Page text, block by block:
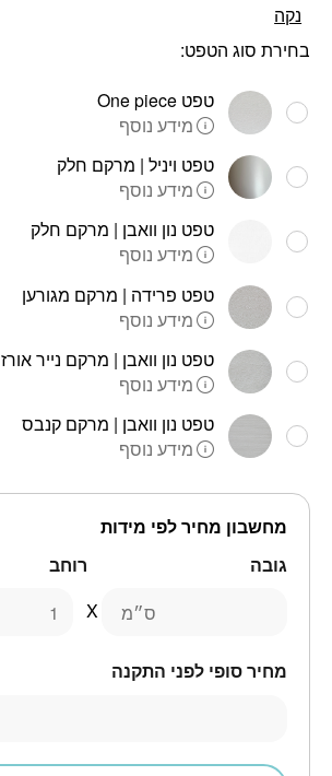
נקה
בחירת סוג הטפט:
טפט One piece
מידע נוסף
טפט ויניל | מרקם חלק
מידע נוסף
טפט נון וואבן | מרקם חלק
מידע נוסף
טפט פרידה | מרקם מגורען
מידע נוסף
טפט נון וואבן | מרקם נייר אורז
מידע נוסף
טפט נון וואבן | מרקם קנבס
מידע נוסף
מחשבון מחיר לפי מידות
גובה
ס״מ
רוחב
מחיר סופי לפני התקנה